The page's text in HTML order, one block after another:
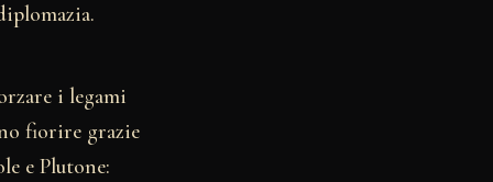
i legami
fiorire grazie
e Plutone: